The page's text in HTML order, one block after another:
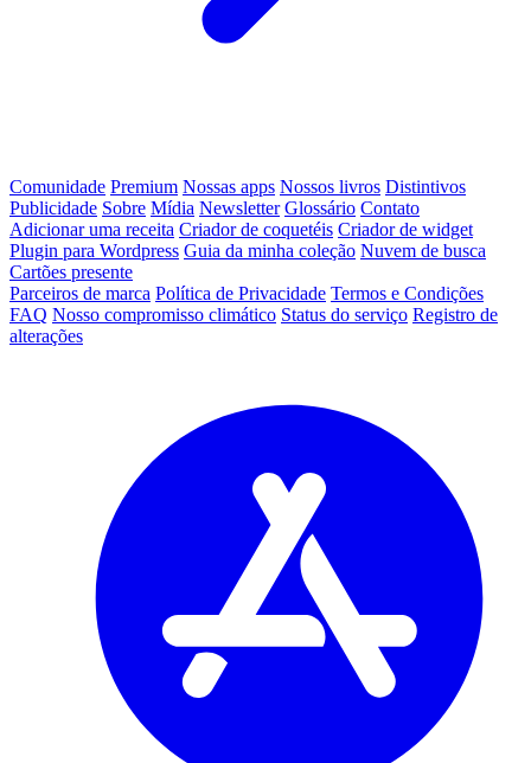
Comunidade Premium Nossas apps Nossos livros Distintivos
Publicidade Sobre Mídia Newsletter Glossário Contato
Adicionar uma receita Criador de coquetéis Criador de widget
Plugin para Wordpress Guia da minha coleção Nuvem de busca
Cartões presente
Parceiros de marca Política de Privacidade Termos e Condições
FAQ Nosso compromisso climático Status do serviço Registro de
alterações